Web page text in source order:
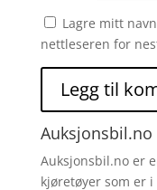
Lagre mitt
nettleseren for
Auksjonsbil.no
Auksjonsbil.no er
kjøretøyer som er